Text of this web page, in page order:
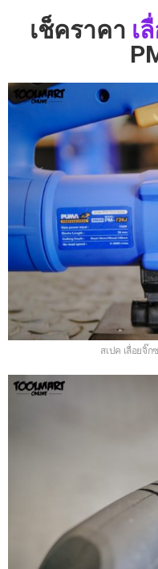
เช็คราคา เ
สเปค เลื่อยจิ๊